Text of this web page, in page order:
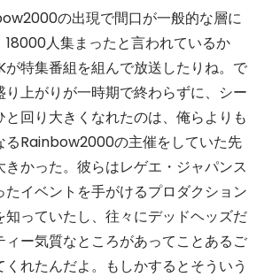
の出現で間口が一般的な層に
18000人集まったと言われているか
が特集番組を組んで放送したりね。で
り上がりが一時期で終わらずに、シー
と回り大きくなれたのは、俺らよりも
るRainbow2000の主催をしていた先
かった。彼らはレゲエ・ジャパンス
たイベントを手がけるプロダクション
知っていたし、往々にデッドヘッズだ
ィー気質なところがあってことあるご
くれたんだよ。もしかするとそういう